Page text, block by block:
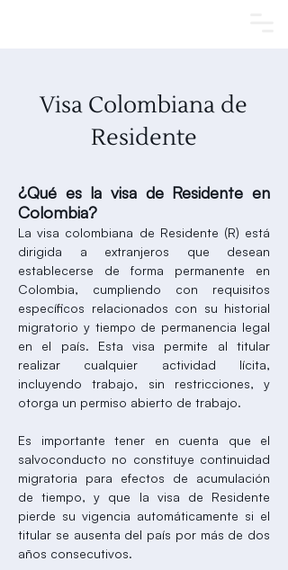
Visa Colombiana de
Residente
¿Qué es la visa de Residente en
Colombia?
La visa colombiana de Residente (R) está
dirigida a extranjeros que desean
establecerse de forma permanente en
Colombia, cumpliendo con requisitos
específicos relacionados con su historial
migratorio y tiempo de permanencia legal
en el país. Esta visa permite al titular
realizar cualquier actividad lícita,
incluyendo trabajo, sin restricciones, y
otorga un permiso abierto de trabajo.
Es importante tener en cuenta que el
salvoconducto no constituye continuidad
migratoria para efectos de acumulación
de tiempo, y que la visa de Residente
pierde su vigencia automáticamente si el
titular se ausenta del país por más de dos
años consecutivos.